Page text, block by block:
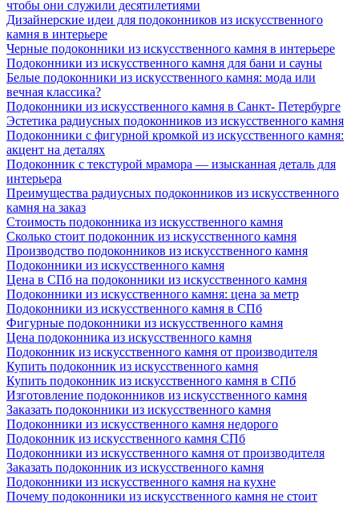
чтобы они служили десятилетиями
Дизайнерские идеи для подоконников из искусственного
камня в интерьере
Черные подоконники из искусственного камня в интерьере
Подоконники из искусственного камня для бани и сауны
Белые подоконники из искусственного камня: мода или
вечная классика?
Подоконники из искусственного камня в Санкт- Петербурге
Эстетика радиусных подоконников из искусственного камня
Подоконники с фигурной кромкой из искусственного камня:
акцент на деталях
Подоконник с текстурой мрамора — изысканная деталь для
интерьера
Преимущества радиусных подоконников из искусственного
камня на заказ
Стоимость подоконника из искусственного камня
Сколько стоит подоконник из искусственного камня
Производство подоконников из искусственного камня
Подоконники из искусственного камня
Цена в СПб на подоконники из искусственного камня
Подоконники из искусственного камня: цена за метр
Подоконники из искусственного камня в СПб
Фигурные подоконники из искусственного камня
Цена подоконника из искусственного камня
Подоконник из искусственного камня от производителя
Купить подоконник из искусственного камня
Купить подоконник из искусственного камня в СПб
Изготовление подоконников из искусственного камня
Заказать подоконники из искусственного камня
Подоконники из искусственного камня недорого
Подоконник из искусственного камня СПб
Подоконники из искусственного камня от производителя
Заказать подоконник из искусственного камня
Подоконники из искусственного камня на кухне
Почему подоконники из искусственного камня не стоит